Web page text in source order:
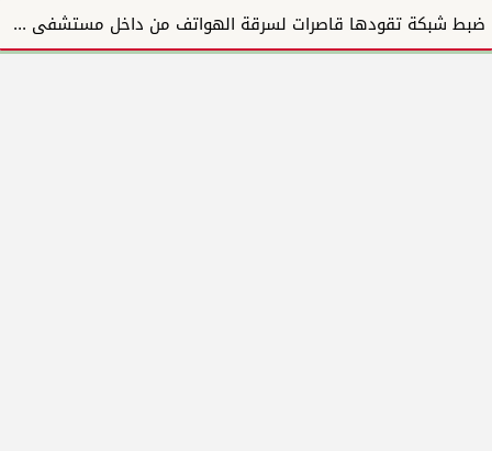
ضبط شبكة تقودها قاصرات لسرقة الهواتف من داخل مستشفى أمبدة